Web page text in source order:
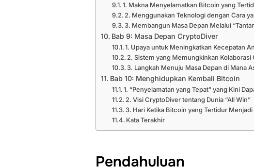
1. Makna Menyelamatkan Bitcoin yang
2. Menggunakan Teknologi dengan Cara
3. Membangun Masa Depan Melalui
Bab 9: Masa Depan CryptoDiver
1. Upaya untuk Meningkatkan Kecepatan
2. Sistem yang Memungkinkan Kolaborasi
3. Langkah Menuju Masa Depan di Mana
Bab 10: Menghidupkan Kembali Bitcoin
1. “Penyelamatan yang Tepat” yang Kini
2. Visi CryptoDiver tentang Dunia “All Win”
3. Hari Ketika Bitcoin yang Tertidur Menjadi
Kata Terakhir
Pendahuluan